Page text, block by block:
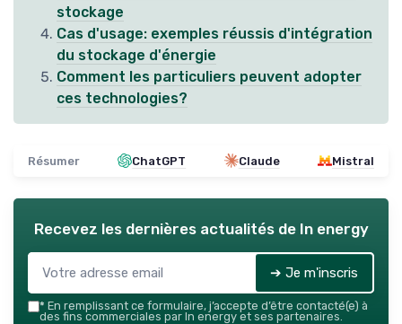
stockage
Cas d'usage: exemples réussis d'intégration
du stockage d'énergie
Comment les particuliers peuvent adopter
ces technologies?
Résumer ChatGPT Claude Mistral
Recevez les dernières actualités de In energy
➔ Je m'inscris
* En remplissant ce formulaire, j’accepte d’être contacté(e) à
des fins commerciales par In energy et ses partenaires.